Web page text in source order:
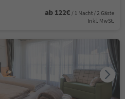
ab 122€ / 1 Nacht / 2 Gäste
Inkl. MwSt.